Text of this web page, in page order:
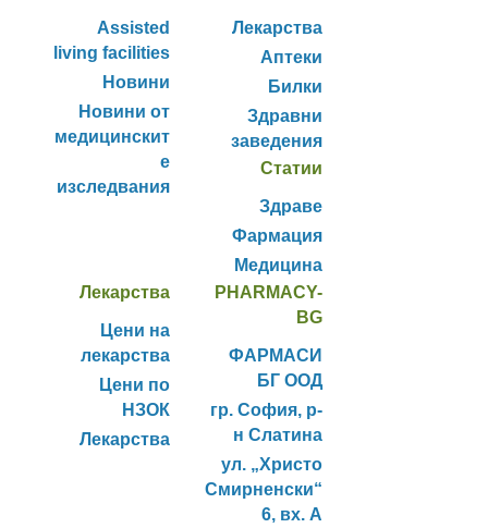
Assisted
living facilities
Новини
Новини от
медицинскит
е
изследвания
Лекарства
Аптеки
Билки
Здравни
заведения
Статии
Здраве
Фармация
Медицина
Лекарства
Цени на
лекарства
Цени по
НЗОК
Лекарства
PHARMACY-
BG
ФАРМАСИ
БГ ООД
гр. София, р-
н Слатина
ул. „Христо
Смирненски“
6, вх. А